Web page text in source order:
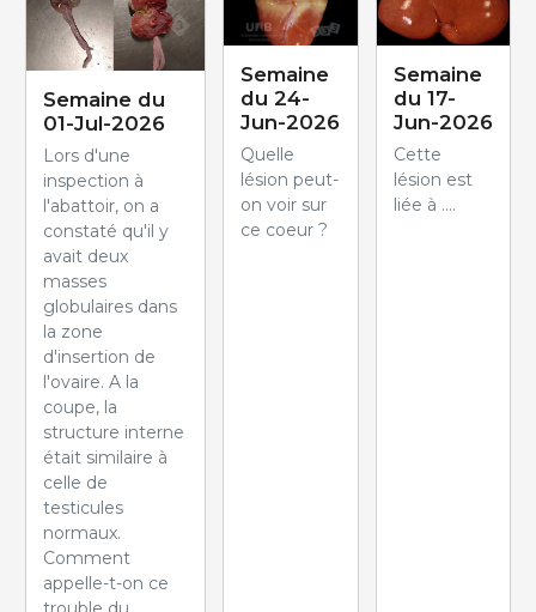
Semaine du
01-Jul-2026
Lors d'une
inspection à
l'abattoir, on a
constaté qu'il y
avait deux
masses
globulaires dans
la zone
d'insertion de
l'ovaire. A la
coupe, la
structure interne
était similaire à
celle de
testicules
normaux.
Comment
appelle-t-on ce
Semaine
du 24-
Jun-2026
Quelle
lésion peut-
on voir sur
ce coeur ?
Semaine
du 17-
Jun-2026
Cette
lésion est
liée à ....